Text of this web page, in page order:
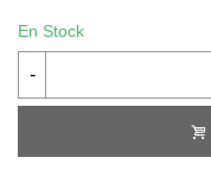
En Stock
-